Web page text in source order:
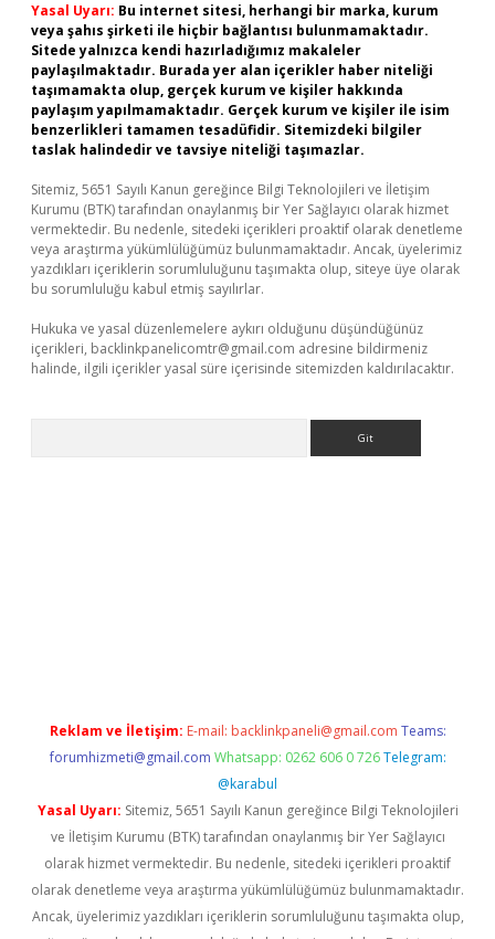
Yasal Uyarı: Bu internet sitesi, herhangi bir marka, kurum
veya şahıs şirketi ile hiçbir bağlantısı bulunmamaktadır.
Sitede yalnızca kendi hazırladığımız makaleler
paylaşılmaktadır. Burada yer alan içerikler haber niteliği
taşımamakta olup, gerçek kurum ve kişiler hakkında
paylaşım yapılmamaktadır. Gerçek kurum ve kişiler ile isim
benzerlikleri tamamen tesadüfidir. Sitemizdeki bilgiler
taslak halindedir ve tavsiye niteliği taşımazlar.
Sitemiz, 5651 Sayılı Kanun gereğince Bilgi Teknolojileri ve İletişim
Kurumu (BTK) tarafından onaylanmış bir Yer Sağlayıcı olarak hizmet
vermektedir. Bu nedenle, sitedeki içerikleri proaktif olarak denetleme
veya araştırma yükümlülüğümüz bulunmamaktadır. Ancak, üyelerimiz
yazdıkları içeriklerin sorumluluğunu taşımakta olup, siteye üye olarak
bu sorumluluğu kabul etmiş sayılırlar.
Hukuka ve yasal düzenlemelere aykırı olduğunu düşündüğünüz
içerikleri, backlinkpanelicomtr@gmail.com adresine bildirmeniz
halinde, ilgili içerikler yasal süre içerisinde sitemizden kaldırılacaktır.
Reklam ve İletişim: E-mail: backlinkpaneli@gmail.com Teams:
forumhizmeti@gmail.com Whatsapp: 0262 606 0 726 Telegram:
@karabul
Yasal Uyarı: Sitemiz, 5651 Sayılı Kanun gereğince Bilgi Teknolojileri
ve İletişim Kurumu (BTK) tarafından onaylanmış bir Yer Sağlayıcı
olarak hizmet vermektedir. Bu nedenle, sitedeki içerikleri proaktif
olarak denetleme veya araştırma yükümlülüğümüz bulunmamaktadır.
Ancak, üyelerimiz yazdıkları içeriklerin sorumluluğunu taşımakta olup,